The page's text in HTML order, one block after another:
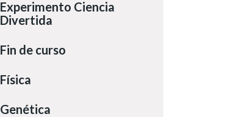
Experimento Ciencia
Divertida
Fin de curso
Física
Genética